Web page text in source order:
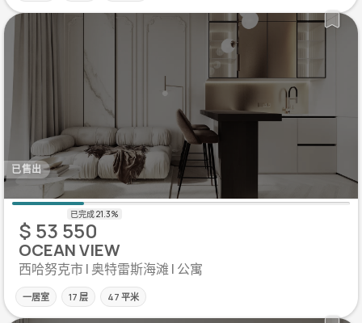
已售出
$ 53 550
OCEAN VIEW
西哈努克市 | 奥特雷斯海滩 | 公寓
一居室 17 层 47 平米